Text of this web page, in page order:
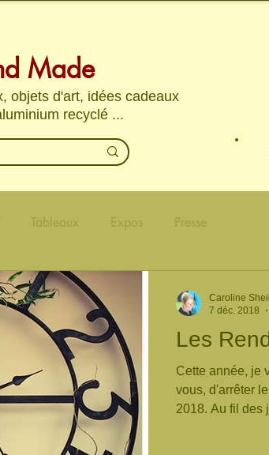
Made
objets d'art, idées cadeaux
recyclé ...
Tableaux Expos Presse
Les
Cette année, je
vous, d'arrêter
2018. Au fil des
Caroline
7 déc. 2018